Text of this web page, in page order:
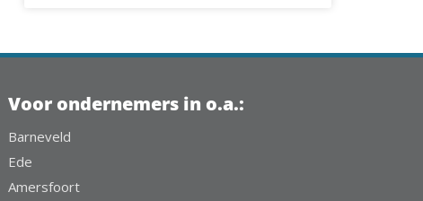
Voor ondernemers in o.a.:
Barneveld
Ede
Amersfoort